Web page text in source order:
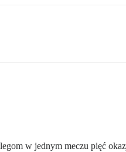
w jednym meczu pięć